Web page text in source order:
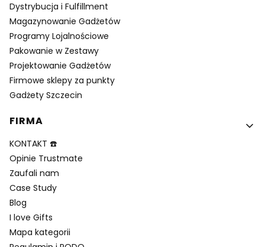
Dystrybucja i Fulfillment
Magazynowanie Gadżetów
Programy Lojalnościowe
Pakowanie w Zestawy
Projektowanie Gadżetów
Firmowe sklepy za punkty
Gadżety Szczecin
FIRMA
KONTAKT ☎️
Opinie Trustmate
Zaufali nam
Case Study
Blog
I love Gifts
Mapa kategorii